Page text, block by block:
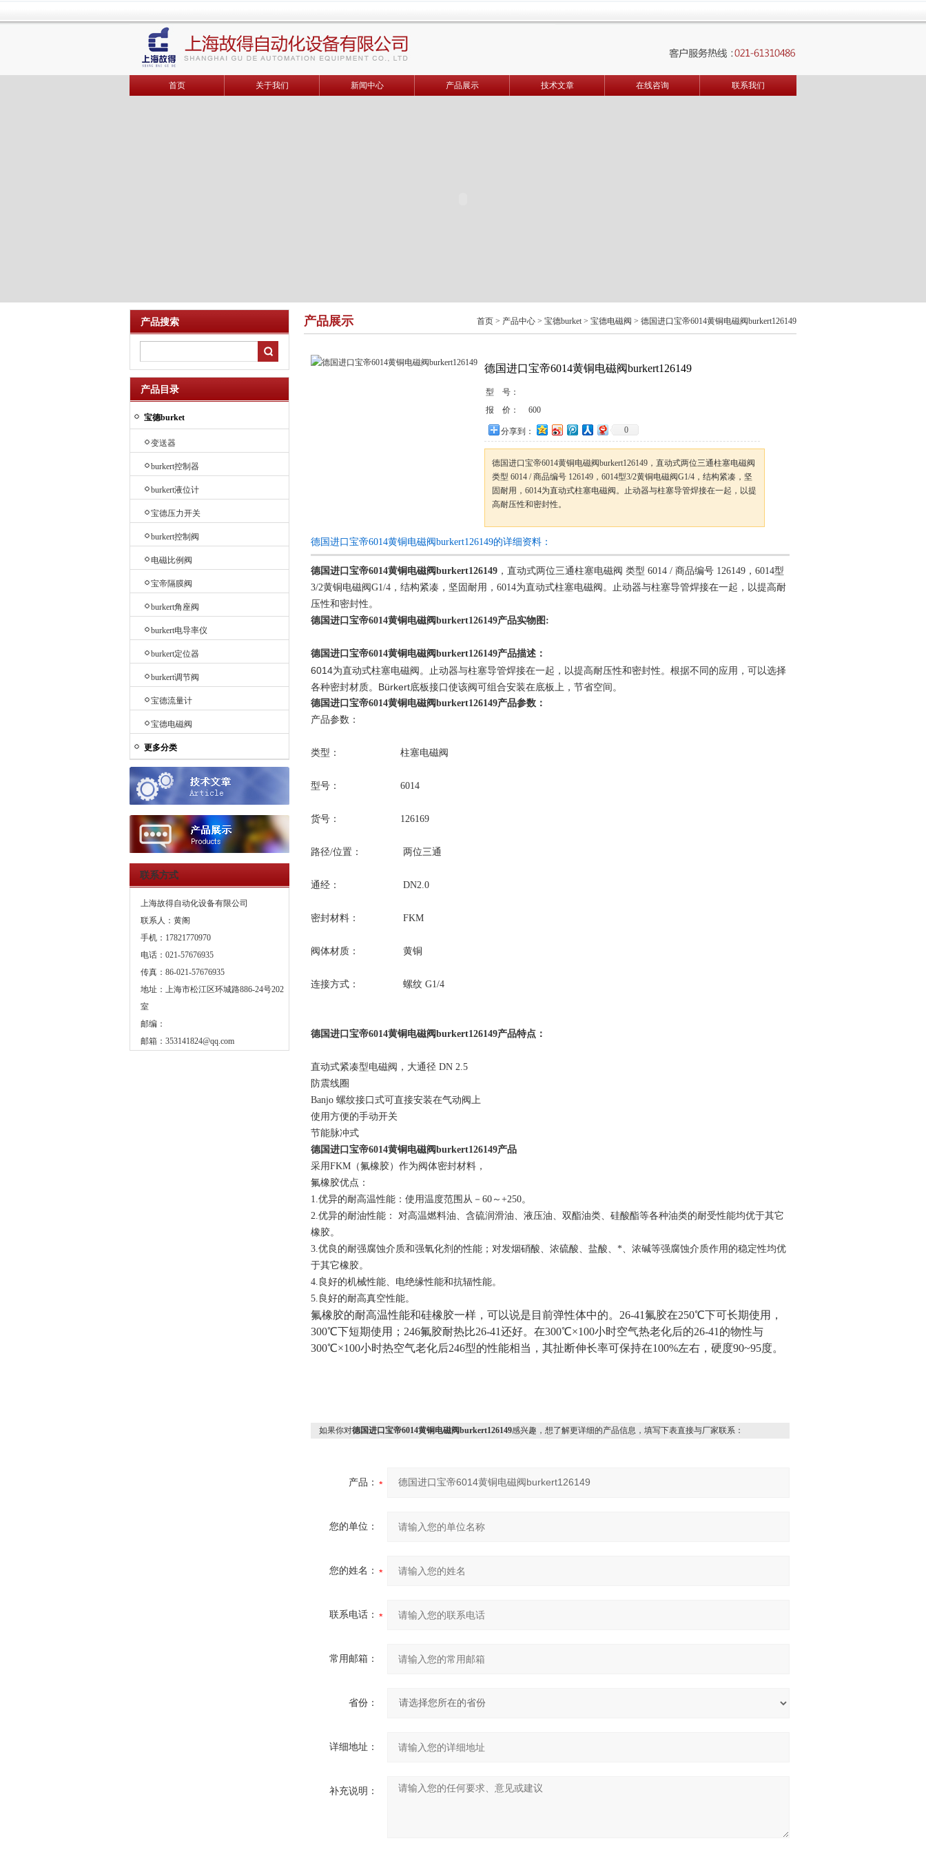
首页 关于我们 新闻中心 产品展示 技术文章 在线咨询 联系我们
产品搜索
产品目录
宝德burket
变送器
burkert控制器
burkert液位计
宝德压力开关
burkert控制阀
电磁比例阀
宝帝隔膜阀
burkert角座阀
burkert电导率仪
burkert定位器
burkert调节阀
宝德流量计
宝德电磁阀
更多分类
联系方式
上海故得自动化设备有限公司
联系人：黄阁
手机：17821770970
电话：021-57676935
传真：86-021-57676935
地址：上海市松江区环城路886-24号202
室
邮编：
邮箱： 353141824@qq.com
产品展示 首页 > 产品中心 > 宝德burket > 宝德电磁阀 > 德国进口宝帝6014黄铜电磁阀burkert126149
德国进口宝帝6014黄铜电磁阀burkert126149
型 号：
报 价：
600
分享到： 0
德国进口宝帝6014黄铜电磁阀burkert126149，直动式两位三通柱塞电磁阀
类型 6014 / 商品编号 126149，6014型3/2黄铜电磁阀G1/4，结构紧凑，坚
固耐用，6014为直动式柱塞电磁阀。止动器与柱塞导管焊接在一起，以提
高耐压性和密封性。
德国进口宝帝6014黄铜电磁阀burkert126149的详细资料：
德国进口宝帝6014黄铜电磁阀burkert126149 ，直动式两位三通柱塞电磁阀 类型 6014 / 商品编号 126149，6014型
3/2黄铜电磁阀G1/4，结构紧凑，坚固耐用，6014为直动式柱塞电磁阀。止动器与柱塞导管焊接在一起，以提高耐
压性和密封性。
德国进口宝帝6014黄铜电磁阀burkert126149产品实物图:
德国进口宝帝6014黄铜电磁阀burkert126149产品描述：
6014为直动式柱塞电磁阀。止动器与柱塞导管焊接在一起，以提高耐压性和密封性。根据不同的应用，可以选择
各种密封材质。Bürkert底板接口使该阀可组合安装在底板上，节省空间。
德国进口宝帝6014黄铜电磁阀burkert126149产品参数：
产品参数：
类型： 柱塞电磁阀
型号： 6014
货号： 126169
路径/位置： 两位三通
通经： DN2.0
密封材料： FKM
阀体材质： 黄铜
连接方式： 螺纹 G1/4
德国进口宝帝6014黄铜电磁阀burkert126149产品特点：
直动式紧凑型电磁阀，大通径 DN 2.5
防震线圈
Banjo 螺纹接口式可直接安装在气动阀上
使用方便的手动开关
节能脉冲式
德国进口宝帝6014黄铜电磁阀burkert126149产品
采用FKM（氟橡胶）作为阀体密封材料，
氟橡胶优点：
1.优异的耐高温性能：使用温度范围从－60～+250。
2.优异的耐油性能： 对高温燃料油、含硫润滑油、液压油、双酯油类、硅酸酯等各种油类的耐受性能均优于其它
橡胶。
3.优良的耐强腐蚀介质和强氧化剂的性能；对发烟硝酸、浓硫酸、盐酸、*、浓碱等强腐蚀介质作用的稳定性均优
于其它橡胶。
4.良好的机械性能、电绝缘性能和抗辐性能。
5.良好的耐高真空性能。
氟橡胶的耐高温性能和硅橡胶一样，可以说是目前弹性体中的。26-41氟胶在250℃下可长期使用，
300℃下短期使用；246氟胶耐热比26-41还好。在300℃×100小时空气热老化后的26-41的物性与
300℃×100小时热空气老化后246型的性能相当，其扯断伸长率可保持在100%左右，硬度90~95度。
如果你对德国进口宝帝6014黄铜电磁阀burkert126149感兴趣，想了解更详细的产品信息，填写下表直接与厂家联系：
产品：
您的单位：
您的姓名：
联系电话：
常用邮箱：
省份：
详细地址：
补充说明：